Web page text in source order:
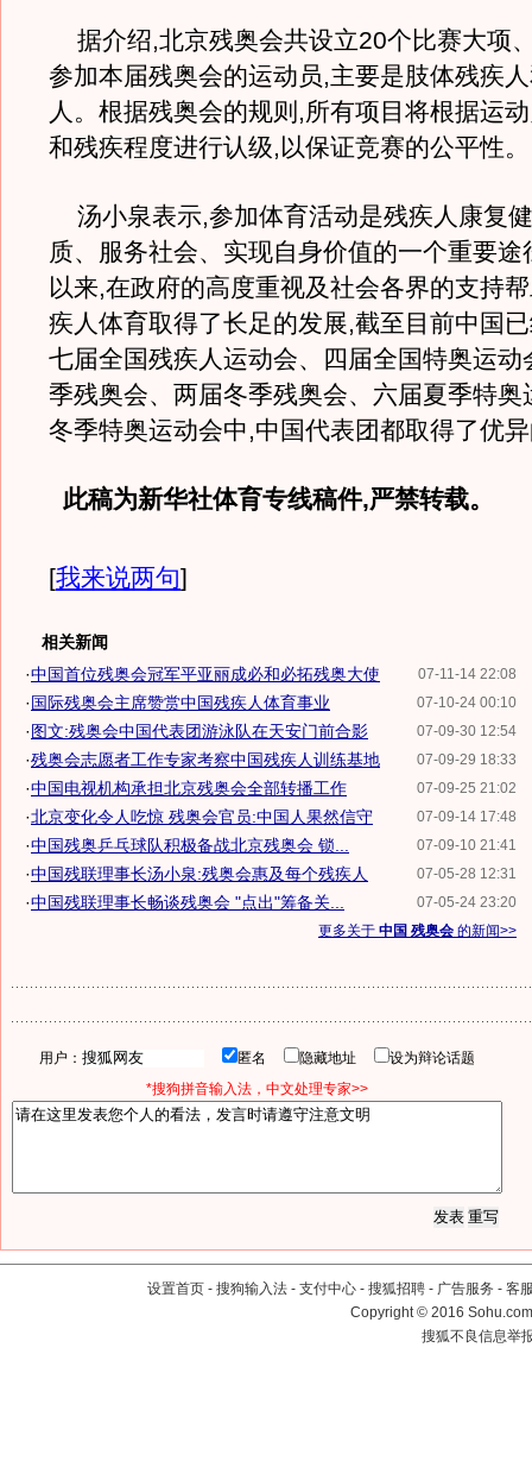
据介绍,北京残奥会共设立20个比赛大项
参加本届残奥会的运动员,主要是肢体残疾
人。根据残奥会的规则,所有项目将根据运
和残疾程度进行认级,以保证竞赛的公平性。
汤小泉表示,参加体育活动是残疾人康复
质、服务社会、实现自身价值的一个重要途
以来,在政府的高度重视及社会各界的支持
疾人体育取得了长足的发展,截至目前中国
七届全国残疾人运动会、四届全国特奥运动
季残奥会、两届冬季残奥会、六届夏季特奥
冬季特奥运动会中,中国代表团都取得了优
此稿为新华社体育专线稿件,严禁转载。
[我来说两句]
相关新闻
07-11-14 22:08
·中国首位残奥会冠军平亚丽成必和必拓残奥大使
07-10-24 00:10
·国际残奥会主席赞赏中国残疾人体育事业
07-09-30 12:54
·图文:残奥会中国代表团游泳队在天安门前合影
07-09-29 18:33
·残奥会志愿者工作专家考察中国残疾人训练基地
07-09-25 21:02
·中国电视机构承担北京残奥会全部转播工作
07-09-14 17:48
·北京变化令人吃惊 残奥会官员:中国人果然信守
07-09-10 21:41
·中国残奥乒乓球队积极备战北京残奥会 锁...
07-05-28 12:31
·中国残联理事长汤小泉:残奥会惠及每个残疾人
07-05-24 23:20
·中国残联理事长畅谈残奥会 "点出"筹备关...
更多关于 中国 残奥会 的新闻>>
用户： 匿名 隐藏地址
设为辩论话题
*搜狗拼音输入法，中文处理专家>>
设置首页 - 搜狗输入法 - 支付中心 - 搜狐招聘 - 广告服务 - 客
Copyright©2016
搜狐不良信息举